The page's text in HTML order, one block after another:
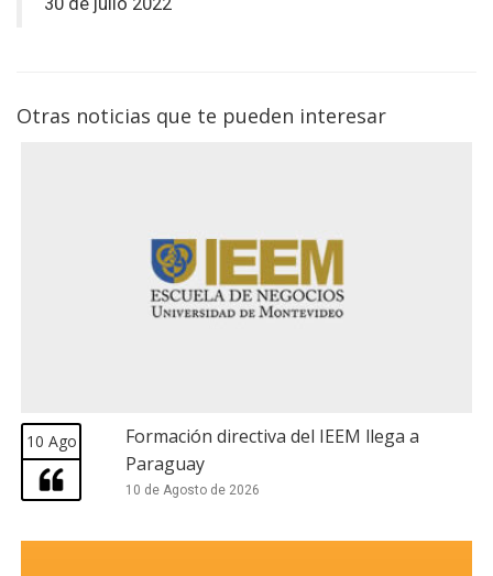
Otras noticias que te pueden interesar
10 Ago
Formación directiva del IEEM llega a
Paraguay
10 de Agosto de 2026